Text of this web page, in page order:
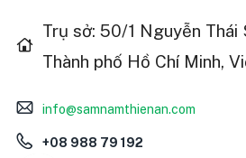
Trụ sở: 50/1 Nguyễn Thái
Thành phố Hồ Chí Minh,
info@samnamthienan.com
+08 988 79 192